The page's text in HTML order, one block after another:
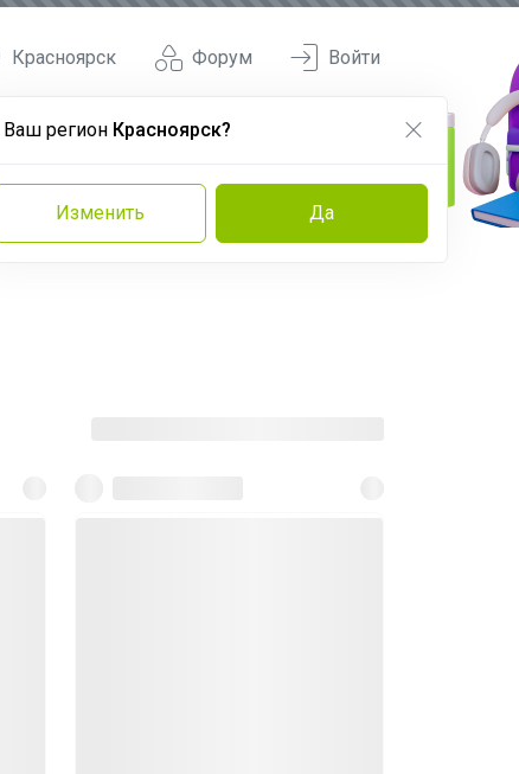
Форум
Красноярск
Ваш регион Красноярск?
Изменить Да
Войти